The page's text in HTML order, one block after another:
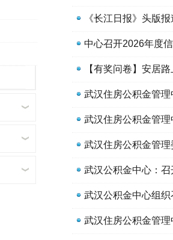
中心召开2026年度
【有奖问卷】安居
武汉住房公积金管
武汉住房公积金管
武汉住房公积金管
武汉公积金中心：
武汉公积金中心组
武汉住房公积金管